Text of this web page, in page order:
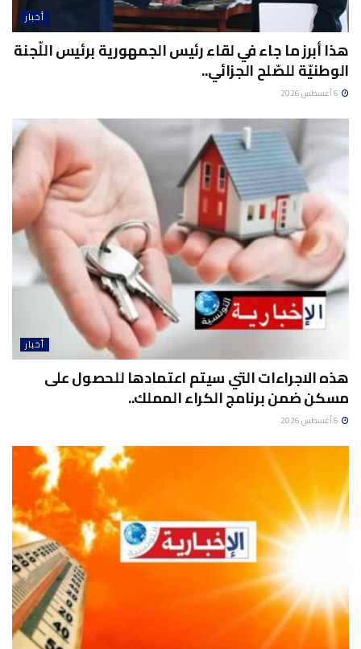
أخبار
هذا أبرز ما جاء في لقاء رئيس الجمهورية برئيس اللّجنة
الوطنيّة للصّلح الجزائي..
أخبار
هذه الاجراءات التي سيتم اعتمادها للحصول على
مسكن ضمن برنامج الكراء المملك..